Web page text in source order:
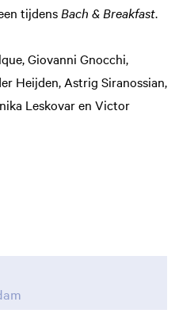
tijdens Bach & Breakfast.
Giovanni Gnocchi,
Heijden, Astrig Siranossian,
Leskovar en Victor